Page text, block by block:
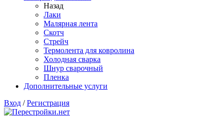
Назад
Лаки
Малярная лента
Скотч
Стрейч
Термолента для ковролина
Холодная сварка
Шнур сварочный
Пленка
Дополнительные услуги
Вход /Регистрация